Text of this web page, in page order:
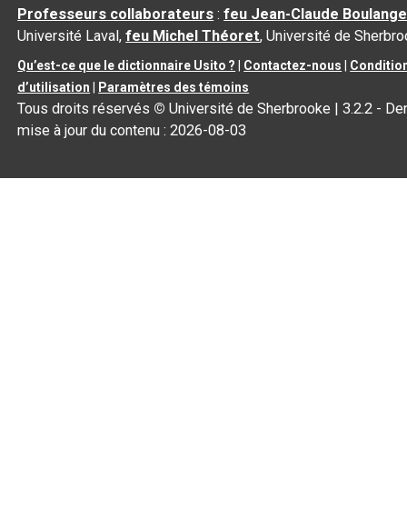
Professeurs collaborateurs :feu Jean-Claude
Université Laval,feu Michel Théoret, Université de
Qu’est-ce que le dictionnaire Usito ? | Contactez-nous |
d’utilisation | Paramètres des témoins
Tous droits réservés © Université de Sherbrooke |3.2.2 -
mise à jour du contenu :2026-08-03